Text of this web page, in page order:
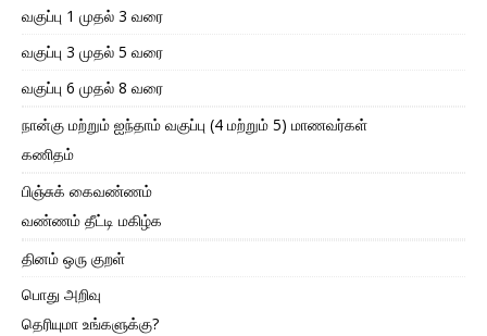
வகுப்பு 1 முதல் 3 வரை
வகுப்பு 3 முதல் 5 வரை
வகுப்பு 6 முதல் 8 வரை
நான்கு மற்றும் ஐந்தாம் வகுப்பு (4 மற்றும் 5) மாணவர்கள்
கணிதம்
பிஞ்சுக் கைவண்ணம்
வண்ணம் தீட்டி மகிழ்க
தினம் ஒரு குறள்
பொது அறிவு
தெரியுமா உங்களுக்கு?